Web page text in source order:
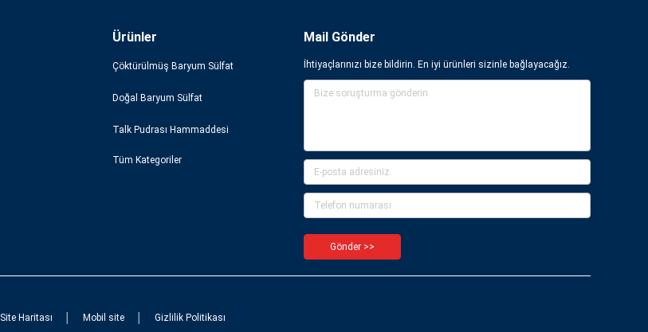
Ürünler
Çöktürülmüş Baryum Sülfat
Doğal Baryum Sülfat
Talk Pudrası Hammaddesi
Tüm Kategoriler
Mail Gönder
İhtiyaçlarınızı bize bildirin. En iyi ürünleri sizinle bağlayacağız.
Gönder >>
Site Haritası Mobil site Gizlilik Politikası